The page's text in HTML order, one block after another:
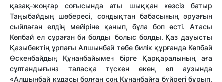
қазақ-жоңғар соғысында аты шыққан көзсіз батыр
Таңыбайдың шөбересі, сондықтан бабасының әруағын
сыйлаған елдің мейіріне қанып, бұла боп өсті. Атасы
Көпбай ел сұраған би болды, болыс болды. Қаз дауысты
Қазыбектің ұрпағы Алшынбай төбе билік құрғанда Көпбай
Өскенбайдың Құнанбайымен бірге Қарқаралының аға
сұлтандығына таласқа түскен екен, ел аузында
«Алшынбай құдасы болған соң Құнанбайға бүйрегі бұрып,